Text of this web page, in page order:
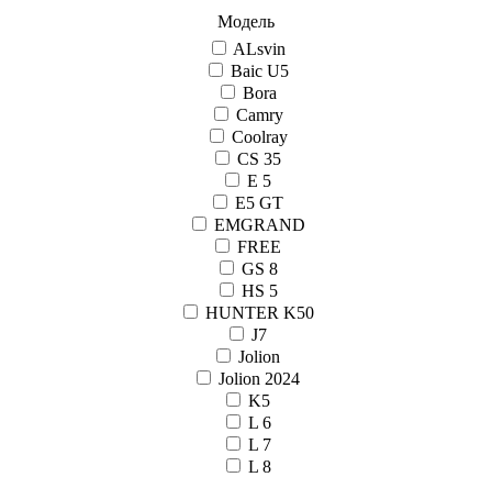
Модель
ALsvin
Baic U5
Bora
Camry
Coolray
CS 35
E 5
E5 GT
EMGRAND
FREE
GS 8
HS 5
HUNTER K50
J7
Jolion
Jolion 2024
K5
L 6
L 7
L 8